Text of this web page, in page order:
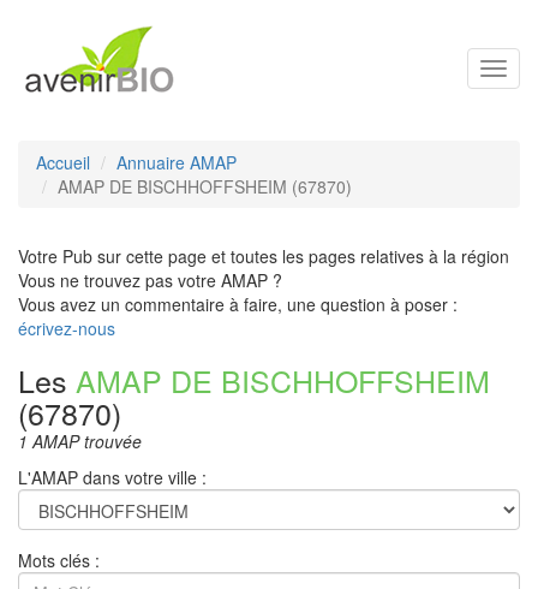
Accueil
Annuaire AMAP
AMAP DE BISCHHOFFSHEIM (67870)
Votre Pub sur cette page et toutes les pages relatives à la région
Vous ne trouvez pas votre AMAP ?
Vous avez un commentaire à faire, une question à poser :
écrivez-nous
Les AMAP DE BISCHHOFFSHEIM
(67870)
1 AMAP trouvée
L'AMAP dans votre ville :
Mots clés :